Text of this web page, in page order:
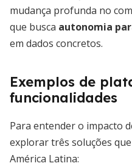
mudança profunda no
que busca autonomia
em dados concretos.
Exemplos de
funcionalidades
Para entender o impacto
explorar três soluções
América Latina: